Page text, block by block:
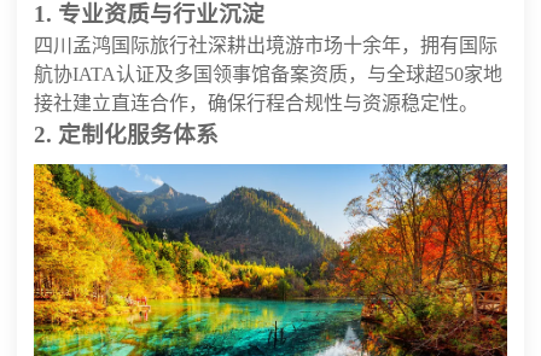
1. 专业资质与行业沉淀
四川孟鸿国际旅行社深耕出境游市场十余年，拥有国际
航协IATA认证及多国领事馆备案资质，与全球超50家地
接社建立直连合作，确保行程合规性与资源稳定性。
2. 定制化服务体系